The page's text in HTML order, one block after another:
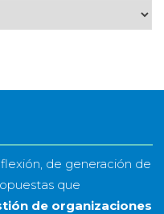
de generación de
que
de organizaciones